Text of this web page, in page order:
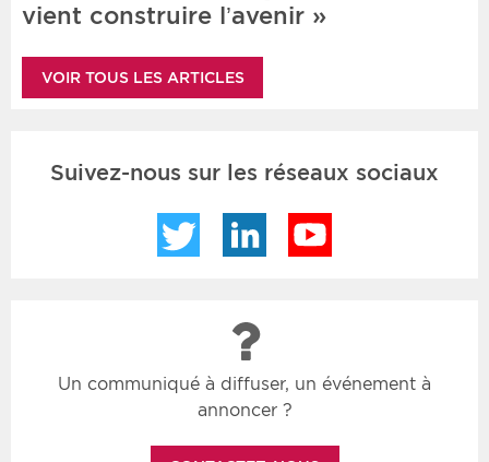
vient construire l’avenir »
VOIR TOUS LES ARTICLES
Suivez-nous sur les réseaux sociaux
Twitter LinkedIn
Un communiqué à diffuser, un événement à
annoncer ?